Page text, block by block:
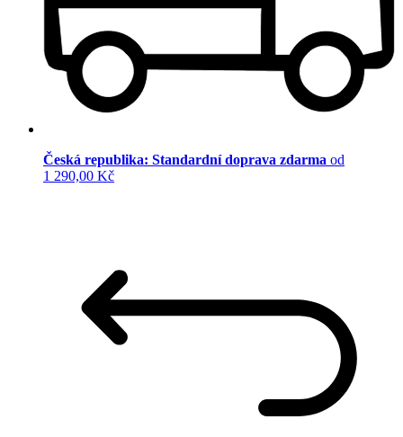
Česká republika: Standardní doprava zdarma od
1 290,00 Kč